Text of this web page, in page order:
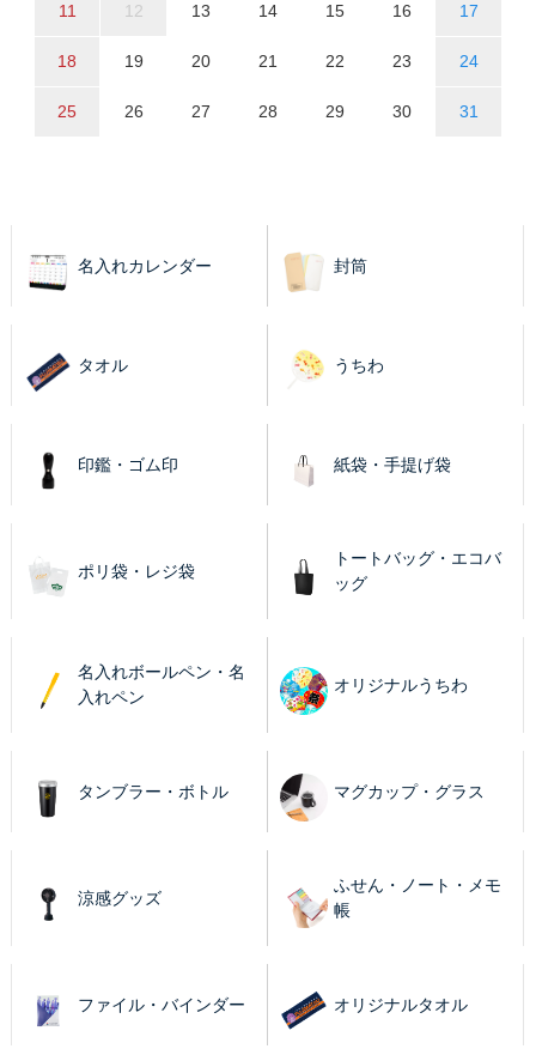
11 12 13 14 15 16 17
18 19 20 21 22 23 24
25 26 27 28 29 30 31
名入れカレンダー 封筒
タオル うちわ
印鑑・ゴム印 紙袋・手提げ袋
ポリ袋・レジ袋
トートバッグ・エコバ
ッグ
名入れボールペン・名
入れペン
オリジナルうちわ
タンブラー・ボトル マグカップ・グラス
涼感グッズ
ふせん・ノート・メモ
帳
ファイル・バインダー オリジナルタオル